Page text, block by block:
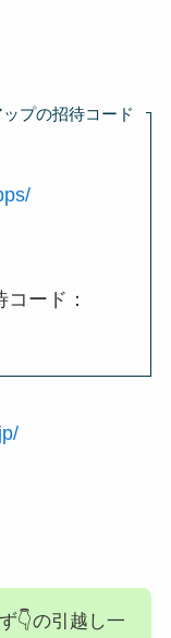
プの招待コード
ード：
👇の引越し一